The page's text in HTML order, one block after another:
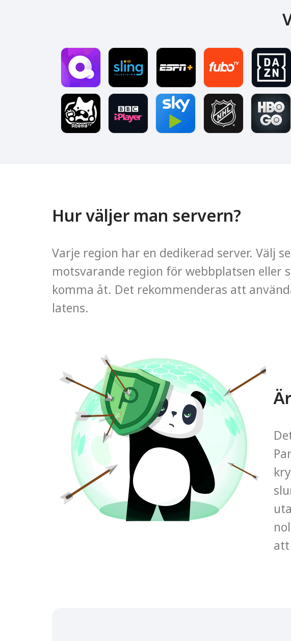
Hur väljer man servern?
Varje region har en dedikerad server. Välj
motsvarande region för webbplatsen eller
komma åt. Det rekommenderas att
latens.